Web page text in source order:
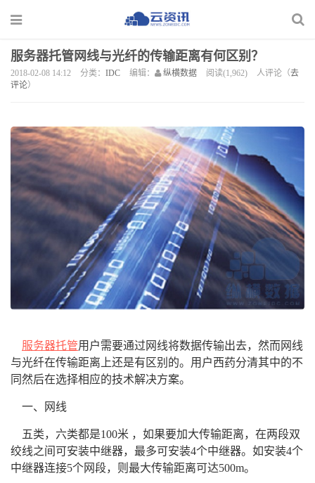
服务器托管网线与光纤的传输距离有何区别？
2018-02-08 14:12 分类： IDC 编辑： 纵横数据 阅读(1,962) 人评论（去
评论）
服务器托管用户需要通过网线将数据传输出去，然而网线
与光纤在传输距离上还是有区别的。用户西药分清其中的不
同然后在选择相应的技术解决方案。
一、网线
五类，六类都是100米 ，如果要加大传输距离，在两段双
绞线之间可安装中继器，最多可安装4个中继器。如安装4个
中继器连接5个网段，则最大传输距离可达500m。